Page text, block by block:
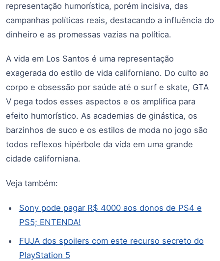
representação humorística, porém incisiva, das
campanhas políticas reais, destacando a influência do
dinheiro e as promessas vazias na política.
A vida em Los Santos é uma representação
exagerada do estilo de vida californiano. Do culto ao
corpo e obsessão por saúde até o surf e skate, GTA
V pega todos esses aspectos e os amplifica para
efeito humorístico. As academias de ginástica, os
barzinhos de suco e os estilos de moda no jogo são
todos reflexos hipérbole da vida em uma grande
cidade californiana.
Veja também:
Sony pode pagar R$ 4000 aos donos de PS4 e
PS5; ENTENDA!
FUJA dos spoilers com este recurso secreto do
PlayStation 5